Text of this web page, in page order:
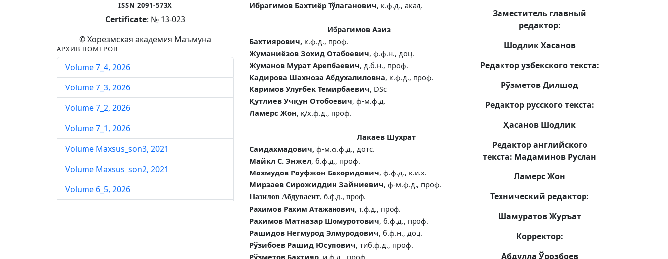
ISSN 2091-573X
Certificate: № 13-023
© Хорезмская академия Маъмуна
АРХИВ НОМЕРОВ
Volume 7_4, 2026
Volume 7_3, 2026
Volume 7_2, 2026
Volume 7_1, 2026
Volume Maxsus_son3, 2021
Volume Maxsus_son2, 2021
Volume 6_5, 2026
Ибрагимов Бахтиёр Тўлаганович, к.ф.д., акад.
Ибрагимов Азиз
Бахтиярович, к.ф.д., проф.
Жуманиёзов Зохид Отабоевич, ф.ф.н., доц.
Жуманов Мурат Арепбаевич, д.б.н., проф.
Кадирова Шахноза Абдухалиловна, к.ф.д., проф.
Каримов Улуғбек Темирбаевич, DSc
Қутлиев Учқун Отобоевич, ф-м.ф.д.
Ламерс Жон, қ/х.ф.д., проф.
Лакаев Шухрат
Саидахмадович, ф-м.ф.ф.д., дотс.
Майкл С. Энжел, б.ф.д., проф.
Махмудов Рауфжон Бахоридович, ф.ф.д., к.и.х.
Мирзаев Сирожиддин Зайниевич, ф-м.ф.д., проф.
Пазилов Абдуваеит, б.ф.д., проф.
Рахимов Рахим Атажанович, т.ф.д., проф.
Рахимов Матназар Шомуротович, б.ф.д., проф.
Рашидов Негмурод Элмуродович, б.ф.н., доц.
Рўзибоев Рашид Юсупович, тиб.ф.д., проф.
Рўзметов Бахтияр, и.ф.д., проф.
Заместитель главный
редактор:
Шодлик Хасанов
Редактор узбекского текста:
Рўзметов Дилшод
Редактор русского текста:
Ҳасанов Шодлик
Редактор английского
текста: Мадаминов Руслан
Ламерс Жон
Технический редактор:
Шамуратов Журъат
Корректор:
Абдулла Ўрозбоев